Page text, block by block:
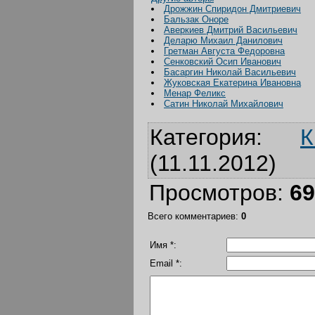
Дрожжин Спиридон Дмитриевич
Бальзак Оноре
Аверкиев Дмитрий Васильевич
Деларю Михаил Данилович
Гретман Августа Федоровна
Сенковский Осип Иванович
Басаргин Николай Васильевич
Жуковская Екатерина Ивановна
Менар Феликс
Сатин Николай Михайлович
Категория:
(11.11.2012)
Просмотров:
Всего комментариев: 0
Имя *:
Email *: